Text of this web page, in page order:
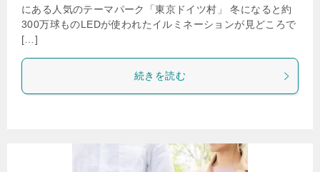
にある人気のテーマパーク「東京ドイツ村」 冬になると約
300万球ものLEDが使われたイルミネーションが見どころで
[…]
続きを読む